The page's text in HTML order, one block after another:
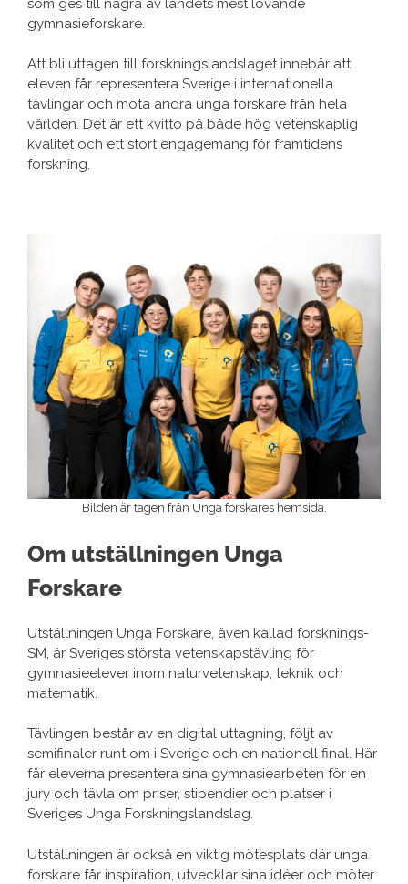
gymnasieforskare.
Att bli uttagen till forskningslandslaget innebär att
eleven får representera Sverige i internationella
tävlingar och möta andra unga forskare från hela
världen. Det är ett kvitto på både hög vetenskaplig
kvalitet och ett stort engagemang för framtidens
forskning.
Bilden är tagen från Unga forskares hemsida.
Om utställningen Unga
Forskare
Utställningen Unga Forskare, även kallad forsknings-
SM, är Sveriges största vetenskapstävling för
gymnasieelever inom naturvetenskap, teknik och
matematik.
Tävlingen består av en digital uttagning, följt av
semifinaler runt om i Sverige och en nationell final. Här
får eleverna presentera sina gymnasiearbeten för en
jury och tävla om priser, stipendier och platser i
Sveriges Unga Forskningslandslag.
Utställningen är också en viktig mötesplats där unga
forskare får inspiration, utvecklar sina idéer och möter